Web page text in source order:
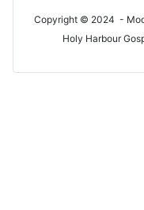
Copyright © 2024 -
Holy Harbour